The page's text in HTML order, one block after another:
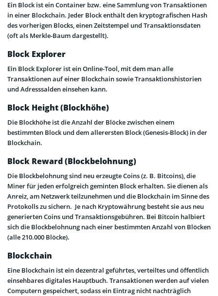
Ein Block ist ein Container bzw. eine Sammlung von Transaktionen
in einer Blockchain. Jeder Block enthält den kryptografischen Hash
des vorherigen Blocks, einen Zeitstempel und Transaktionsdaten
(oft als Merkle-Baum dargestellt).
Block Explorer
Ein Block Explorer ist ein Online-Tool, mit dem man alle
Transaktionen auf einer Blockchain sowie Transaktionshistorien
und Adresssalden einsehen kann.
Block Height (Blockhöhe)
Die Blockhöhe ist die Anzahl der Blöcke zwischen einem
bestimmten Block und dem allerersten Block (Genesis-Block) in der
Blockchain.
Block Reward (Blockbelohnung)
Die Blockbelohnung sind neu erzeugte Coins (z. B. Bitcoins), die
Miner für jeden erfolgreich geminten Block erhalten. Sie dienen als
Anreiz, am Netzwerk teilzunehmen und die Blockchain im Sinne des
Protokolls zu sichern. Je nach Kryptowährung besteht sie aus neu
generierten Coins und Transaktionsgebühren. Bei Bitcoin halbiert
sich die Blockbelohnung nach einer bestimmten Anzahl von Blöcken
(alle 210.000 Blöcke).
Blockchain
Eine Blockchain ist ein dezentral geführtes, verteiltes und öffentlich
einsehbares digitales Hauptbuch. Transaktionen werden auf vielen
Computern gespeichert, sodass ein Eintrag nicht nachträglich